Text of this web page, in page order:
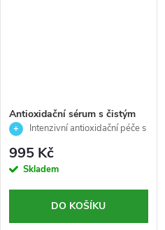
Antioxidační sérum s čistým
vitamínem C pro normální,
Timexpert radiance C+-
Germaine de Capucinni- 15 ml
Intenzivní antioxidační péče s
995 Kč
Skladem
DO KOŠÍKU